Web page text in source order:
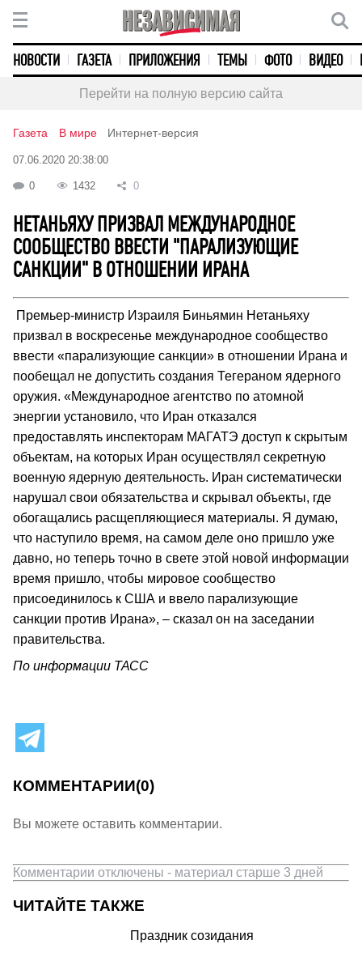
НОВОСТИ ГАЗЕТА ПРИЛОЖЕНИЯ ТЕМЫ ФОТО ВИДЕО
Перейти на полную версию сайта
Газета В мире Интернет-версия
07.06.2020 20:38:00
0 1432 0
НЕТАНЬЯХУ ПРИЗВАЛ МЕЖДУНАРОДНОЕ
СООБЩЕСТВО ВВЕСТИ "ПАРАЛИЗУЮЩИЕ
САНКЦИИ" В ОТНОШЕНИИ ИРАНА
Премьер-министр Израиля Биньямин Нетаньяху
призвал в воскресенье международное сообщество
ввести «парализующие санкции» в отношении Ирана и
пообещал не допустить создания Тегераном ядерного
оружия. «Международное агентство по атомной
энергии установило, что Иран отказался
предоставлять инспекторам МАГАТЭ доступ к скрытым
объектам, на которых Иран осуществлял секретную
военную ядерную деятельность. Иран систематически
нарушал свои обязательства и скрывал объекты, где
обогащались расщепляющиеся материалы. Я думаю,
что наступило время, на самом деле оно пришло уже
давно, но теперь точно в свете этой новой информации
время пришло, чтобы мировое сообщество
присоединилось к США и ввело парализующие
санкции против Ирана», – сказал он на заседании
правительства.
По информации ТАСС
КОММЕНТАРИИ(0)
Вы можете оставить комментарии.
Комментарии отключены - материал старше 3 дней
ЧИТАЙТЕ ТАКЖЕ
Праздник созидания